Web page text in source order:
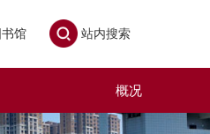
馆 站内搜索
概况